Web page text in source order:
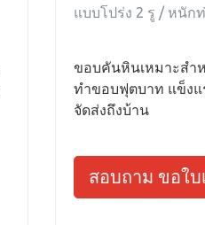
แบบโปร่ง 2 รู / หนัก
ขอบคันหินเหมาะสำ
ทำขอบฟุตบาท แข็งแ
จัดส่งถึงบ้าน
สอบถาม ขอใบ